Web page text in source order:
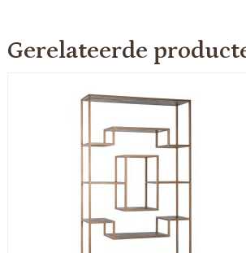
Gerelateerde